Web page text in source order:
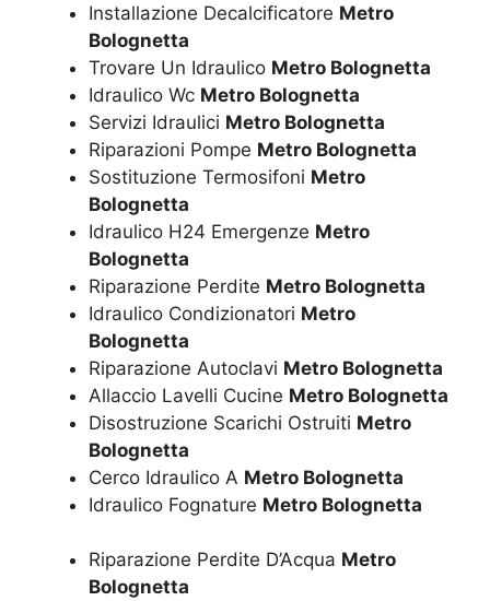
Installazione Decalcificatore Metro
Bolognetta
Trovare Un Idraulico Metro Bolognetta
Idraulico Wc Metro Bolognetta
Servizi Idraulici Metro Bolognetta
Riparazioni Pompe Metro Bolognetta
Sostituzione Termosifoni Metro
Bolognetta
Idraulico H24 Emergenze Metro
Bolognetta
Riparazione Perdite Metro Bolognetta
Idraulico Condizionatori Metro
Bolognetta
Riparazione Autoclavi Metro Bolognetta
Allaccio Lavelli Cucine Metro Bolognetta
Disostruzione Scarichi Ostruiti Metro
Bolognetta
Cerco Idraulico A Metro Bolognetta
Idraulico Fognature Metro Bolognetta
Riparazione Perdite D’Acqua Metro
Bolognetta